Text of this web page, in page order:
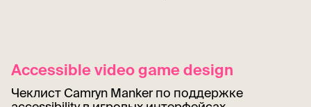
Accessible video game design
Чеклист Camryn Manker по поддержке